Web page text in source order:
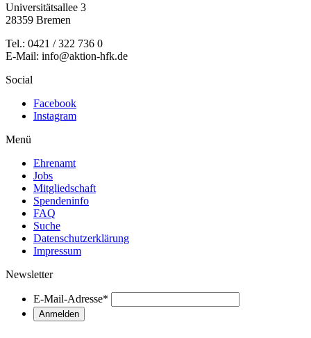
Universitätsallee 3
28359 Bremen
Tel.: 0421 / 322 736 0
E-Mail: info@aktion-hfk.de
Social
Facebook
Instagram
Menü
Ehrenamt
Jobs
Mitgliedschaft
Spendeninfo
FAQ
Suche
Datenschutzerklärung
Impressum
Newsletter
E-Mail-Adresse*